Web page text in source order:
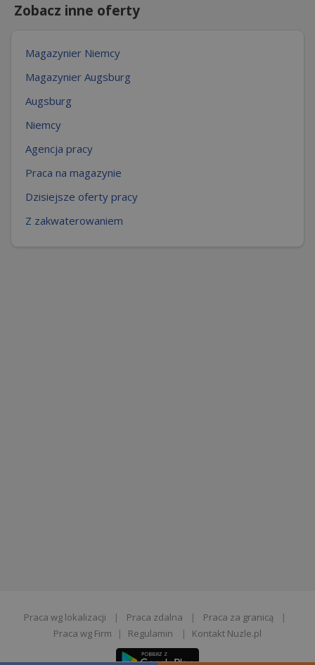
Zobacz inne oferty
Magazynier Niemcy
Magazynier Augsburg
Augsburg
Niemcy
Agencja pracy
Praca na magazynie
Dzisiejsze oferty pracy
Z zakwaterowaniem
Praca wg lokalizacji | Praca zdalna | Praca za granicą
|
Praca wg Firm
| Regulamin | Kontakt Nuzle.pl